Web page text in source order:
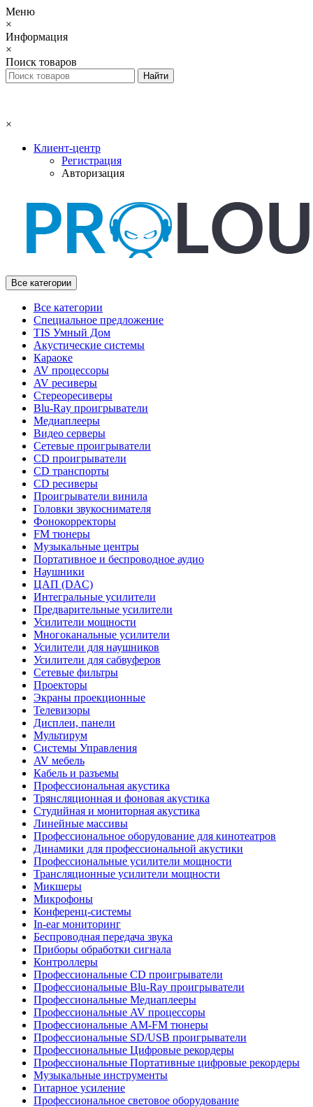
Меню
×
Информация
×
Поиск товаров
×
Клиент-центр
Регистрация
Авторизация
Все категории
Все категории
Специальное предложение
TIS Умный Дом
Акустические системы
Караоке
AV процессоры
AV ресиверы
Стереоресиверы
Blu-Ray проигрыватели
Медиаплееры
Видео серверы
Сетевые проигрыватели
CD проигрыватели
CD транспорты
CD ресиверы
Проигрыватели винила
Головки звукоснимателя
Фонокорректоры
FM тюнеры
Музыкальные центры
Портативное и беспроводное аудио
Наушники
ЦАП (DAC)
Интегральные усилители
Предварительные усилители
Усилители мощности
Многоканальные усилители
Усилители для наушников
Усилители для сабвуферов
Сетевые фильтры
Проекторы
Экраны проекционные
Телевизоры
Дисплеи, панели
Мультирум
Системы Управления
AV мебель
Кабель и разъемы
Профессиональная акустика
Трянсляционная и фоновая акустика
Студийная и мониторная акустика
Линейные массивы
Профессиональное оборудование для кинотеатров
Динамики для профессиональной акустики
Профессиональные усилители мощности
Трансляционные усилители мощности
Микшеры
Микрофоны
Конференц-системы
In-ear мониторинг
Беспроводная передача звука
Приборы обработки сигнала
Контроллеры
Профессиональные СD проигрыватели
Профессиональные Blu-Ray проигрыватели
Профессиональные Медиаплееры
Профессиональные AV процессоры
Профессиональные AM-FM тюнеры
Профессиональные SD/USB проигрыватели
Профессиональные Цифровые рекордеры
Профессиональные Портативные цифровые рекордеры
Музыкальные инструменты
Гитарное усиление
Профессиональное световое оборудование